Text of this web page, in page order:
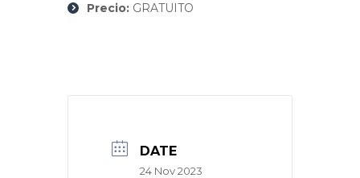
Precio: GRATUITO
DATE
24 Nov 2023